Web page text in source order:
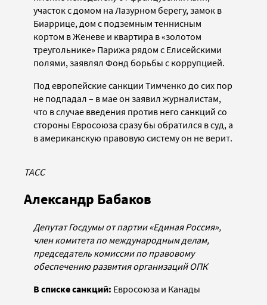
участок с домом на Лазурном берегу, замок в
Биаррице, дом с подземным теннисным
кортом в Женеве и квартира в «золотом
треугольнике» Парижа рядом с Елисейскими
полями, заявлял Фонд борьбы с коррупцией.
Под европейские санкции Тимченко до сих пор
не подпадал – в мае он заявил журналистам,
что в случае введения против него санкций со
стороны Евросоюза сразу бы обратился в суд, а
в американскую правовую систему он не верит.
ТАСС
Александр Бабаков
Депутат Госдумы от партии «Единая Россия»,
член комитета по международным делам,
председатель комиссии по правовому
обеспечению развития организаций ОПК
В списке санкций: Евросоюза и Канады